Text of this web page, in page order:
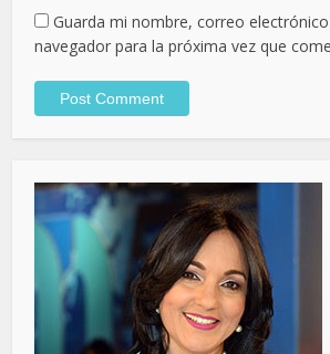
Guarda mi nombre, correo
navegador para la próxima vez que